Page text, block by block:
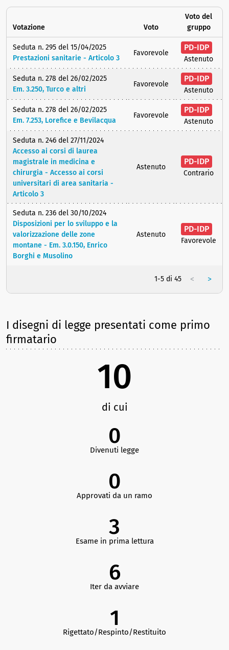
Votazione Voto
Voto del
gruppo
Seduta n. 295 del 15/04/2025
Prestazioni sanitarie - Articolo 3
Favorevole
PD-IDP
Astenuto
Seduta n. 278 del 26/02/2025
Em. 3.250, Turco e altri
Favorevole
PD-IDP
Astenuto
Seduta n. 278 del 26/02/2025
Em. 7.253, Lorefice e Bevilacqua
Favorevole
PD-IDP
Astenuto
Seduta n. 246 del 27/11/2024
Accesso ai corsi di laurea
magistrale in medicina e
chirurgia - Accesso ai corsi
universitari di area sanitaria -
Articolo 3
Astenuto
PD-IDP
Contrario
Seduta n. 236 del 30/10/2024
Disposizioni per lo sviluppo e la
valorizzazione delle zone
montane - Em. 3.0.150, Enrico
Borghi e Musolino
Astenuto
PD-IDP
Favorevole
1-5 di 45 < >
I disegni di legge presentati come primo
firmatario
10
di cui
0
Divenuti legge
0
Approvati da un ramo
3
Esame in prima lettura
6
Iter da avviare
1
Rigettato/Respinto/Restituito